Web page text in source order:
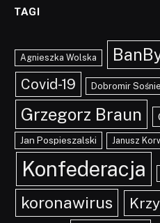
TAGI
Agnieszka Wolska
Covid-19 Dobromir
Grzegorz Braun
Jan Pospieszalski Janusz
Konfederacja
koronawirus